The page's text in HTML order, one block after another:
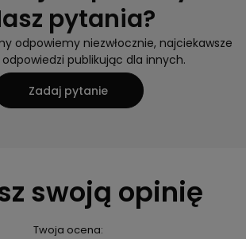
pytania?
odpowiemy niezwłocznie, najciekawsze
publikując dla innych.
Zadaj pytanie
swoją opinię
Twoja ocena: